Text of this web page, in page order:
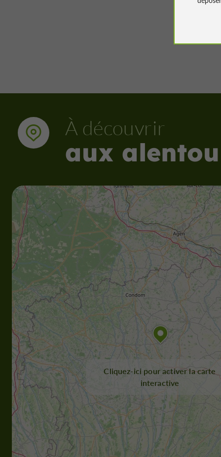
À découvrir
aux
Cliquez-ici pour activer la carte
interactive